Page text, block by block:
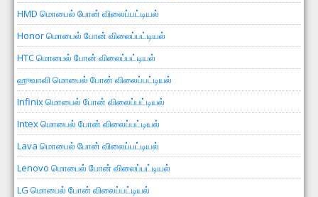
HMD மொபைல் போன் விலைப்பட்டியல்
Honor மொபைல் போன் விலைப்பட்டியல்
HTC மொபைல் போன் விலைப்பட்டியல்
ஹுவாவி மொபைல் போன் விலைப்பட்டியல்
Infinix மொபைல் போன் விலைப்பட்டியல்
Intex மொபைல் போன் விலைப்பட்டியல்
Lava மொபைல் போன் விலைப்பட்டியல்
Lenovo மொபைல் போன் விலைப்பட்டியல்
LG மொபைல் போன் விலைப்பட்டியல்